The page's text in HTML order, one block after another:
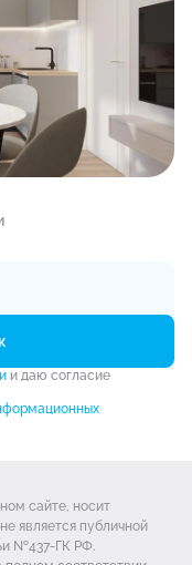
и даю согласие
сайте, носит
является публичной
№437-ГК РФ.